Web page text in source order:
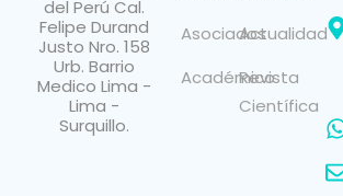
del Perú Cal.
Felipe Durand
Justo Nro. 158
Urb. Barrio
Medico Lima -
Lima -
Surquillo.
Asociados
Académico
Actualidad
Revista
Científica